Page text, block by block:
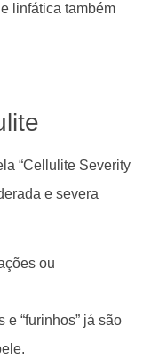
linfática também
“Cellulite Severity
e severa
ou
e “furinhos” já são